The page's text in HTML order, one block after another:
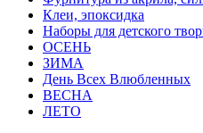
Клеи, эпоксидка
Наборы для детского
ОСЕНЬ
ЗИМА
День Всех Влюбленных
ВЕСНА
ЛЕТО